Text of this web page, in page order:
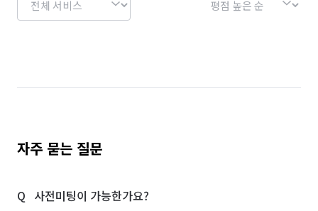
자주 묻는 질문
사전미팅이 가능한가요?